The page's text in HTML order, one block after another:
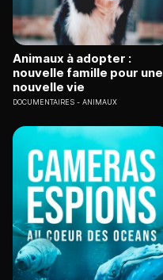
Animaux à adopter :
nouvelle famille pour une
nouvelle vie
DOCUMENTAIRES ANIMAUX